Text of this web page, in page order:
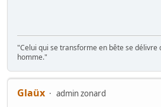
"Celui qui se transforme en bête se délivre
homme."
Glaüx admin zonard